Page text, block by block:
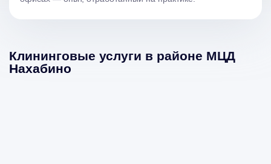
Клининговые услуги в районе МЦД
Нахабино